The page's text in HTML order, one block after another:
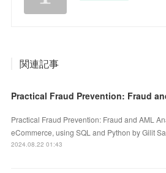
関連記事
Practical Fraud Prevention: Fraud
Practical Fraud Prevention: Fraud and AML
eCommerce, using SQL and Python by Gilit
2024.08.22 01:43